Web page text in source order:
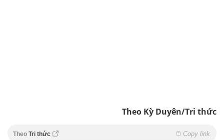
Theo Kỳ Duyên/Tri thức
Theo Tri thức Copy link